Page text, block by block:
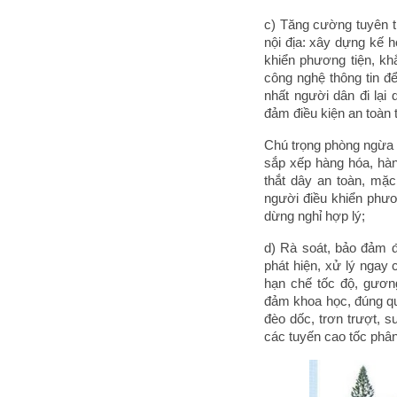
c) Tăng cường tuyên
nội địa: xây dựng kế
khiển phương tiện,
công nghệ thông tin
nhất người dân đi lại
đảm điều kiện an toàn
Chú trọng phòng
sắp xếp hàng hóa,
thắt dây an toàn,
người điều khiển
dừng nghỉ hợp lý;
d) Rà soát, bảo đảm
phát hiện, xử lý ngay
hạn chế tốc độ,
đảm khoa học, đúng
đèo dốc, trơn trượt,
các tuyến cao tốc